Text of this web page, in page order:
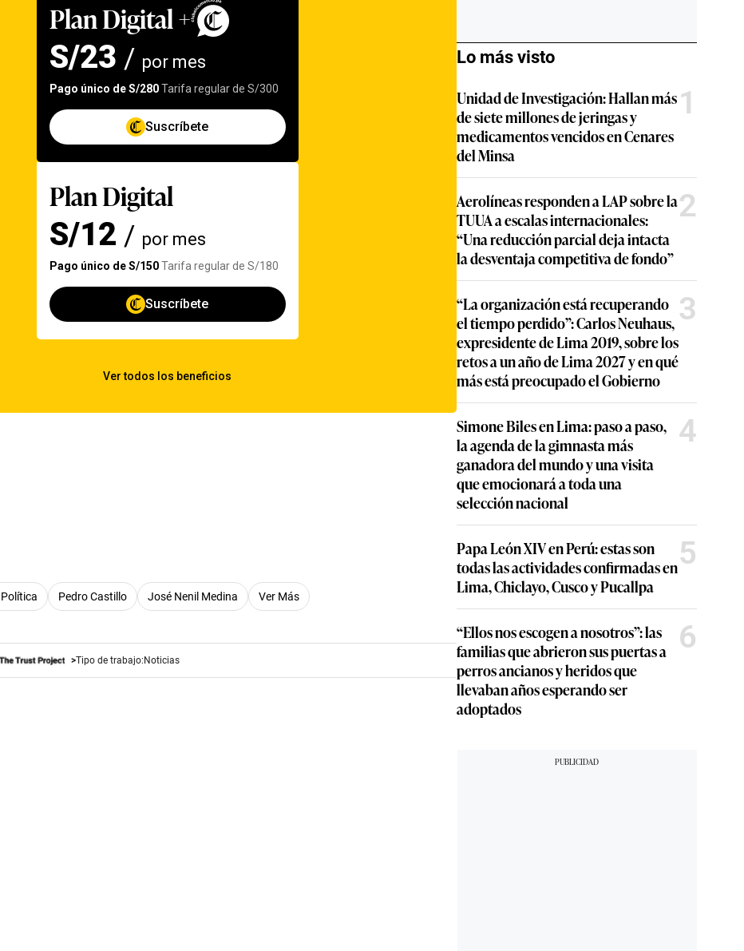
Pedro Castillo José Nenil Medina Ver Más
Tipo de trabajo: Noticias
Lo más visto
Unidad de Investigación: Hallan más
de siete millones de jeringas y
medicamentos vencidos en Cenares
del Minsa
1
Aerolíneas responden a LAP sobre la
TUUA a escalas internacionales:
“Una reducción parcial deja intacta
la desventaja competitiva de fondo”
2
“La organización está recuperando
el tiempo perdido”: Carlos Neuhaus,
expresidente de Lima 2019, sobre los
retos a un año de Lima 2027 y en qué
más está preocupado el Gobierno
3
Simone Biles en Lima: paso a paso,
la agenda de la gimnasta más
ganadora del mundo y una visita
que emocionará a toda una
selección nacional
4
Papa León XIV en Perú: estas son
todas las actividades confirmadas en
Lima, Chiclayo, Cusco y Pucallpa
5
“Ellos nos escogen a nosotros”: las
familias que abrieron sus puertas a
perros ancianos y heridos que
llevaban años esperando ser
adoptados
6